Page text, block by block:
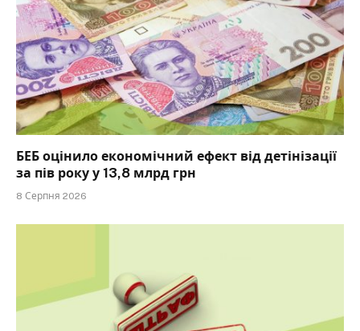
БЕБ оцінило економічний ефект від детінізації
за пів року у 13,8 млрд грн
8 Серпня 2026